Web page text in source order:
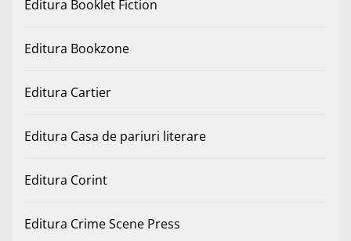
Editura Booklet Fiction
Editura Bookzone
Editura Cartier
Editura Casa de pariuri literare
Editura Corint
Editura Crime Scene Press